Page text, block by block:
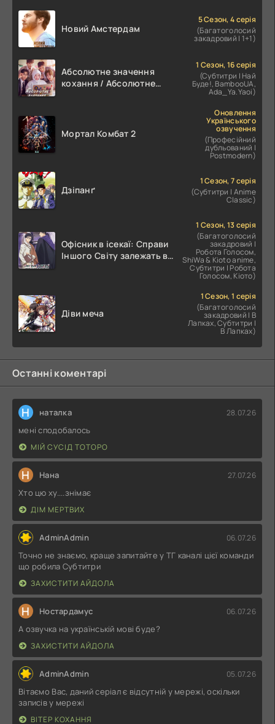
Новий Амстердам
5 Сезон, 4 серія
(Багатоголосий
закадровий | 1+1)
Абсолютне значення
кохання / Абсолютне
1 Сезон, 16 серія
(Субтитри | Най
Буде!, BambooUA,
Ada_Ya.Yaoi)
Мортал Комбат 2
Оновлення
Українського
озвучення
(Професійний
дубльований |
Postmodern)
Дзіпанґ
1 Сезон, 7 серія
(Субтитри | Anime
Classic)
Офісник в ісекаї: Справи
Іншого Світу залежать від
1 Сезон, 13 серія
(Багатоголосий
закадровий |
Робота Голосом,
ShiWa & Kioto anime,
Субтитри | Робота
Голосом, Кіото)
Діви меча
1 Сезон, 1 серія
(Багатоголосий
закадровий | В
Лапках, Субтитри |
В Лапках)
Останні коментарі
Н наталка 28.07.26
мені сподобалось
МІЙ СУСІД ТОТОРО
Н Нана 27.07.26
Хто цю ху....знімає
ДІМ МЕРТВИХ
AdminAdmin 06.07.26
Точно не знаємо, краще запитайте у ТГ каналі цієї команди
що робила Субтитри
ЗАХИСТИТИ АЙДОЛА
Н Ностардамус 06.07.26
А озвучка на українській мові буде?
ЗАХИСТИТИ АЙДОЛА
AdminAdmin 05.07.26
Вітаємо Вас, даний серіал є відсутній у мережі, оскільки
записів у мережі
ВІТЕР КОХАННЯ